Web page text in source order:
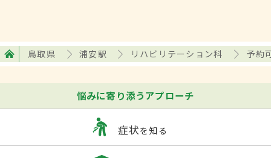
鳥取県 浦安駅 リハビリテーション科 予約
悩みに寄り添うアプローチ
症状を知る